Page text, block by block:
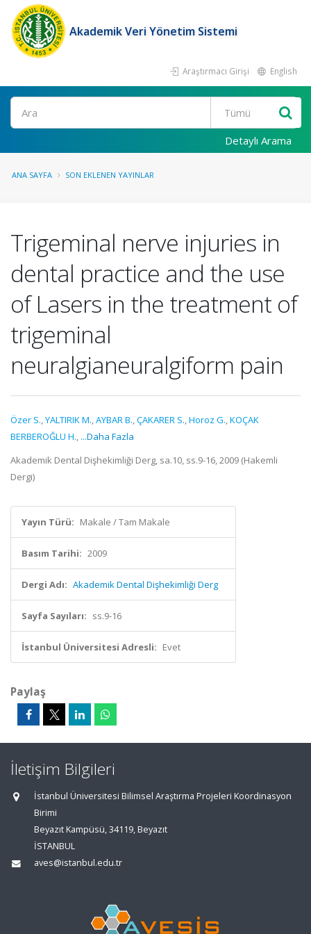
Akademik Veri Yönetim Sistemi
Araştırmacı Girişi English
Ara
Detaylı Arama
ANA SAYFA SON EKLENEN YAYINLAR
Trigeminal nerve injuries in
dental practice and the use
of Lasers in the treatment of
trigeminal
neuralgianeuralgiform pain
Özer S.,YALTIRIK M.,AYBAR B.,ÇAKARER S.,Horoz G.,KOÇAK
BERBEROĞLU H., ...Daha Fazla
Akademik Dental Dişhekimliği Derg, sa.10, ss.9-16, 2009 (Hakemli
Dergi)
Yayın Türü: Makale / Tam Makale
Basım Tarihi: 2009
Dergi Adı: Akademik Dental Dişhekimliği Derg
Sayfa Sayıları: ss.9-16
İstanbul Üniversitesi Adresli: Evet
Paylaş
İletişim Bilgileri
İstanbul Üniversitesi Bilimsel Araştırma Projeleri Koordinasyon
Birimi
Beyazıt Kampüsü, 34119, Beyazıt
İSTANBUL
aves@istanbul.edu.tr